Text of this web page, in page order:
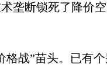
断锁死了降价空
战”苗头。已有个